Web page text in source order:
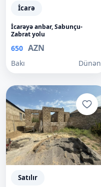
İcarə
İcarəyə anbar, Sabunçu-
Zabrat yolu
650 AZN
Bakı Dünən
Satılır